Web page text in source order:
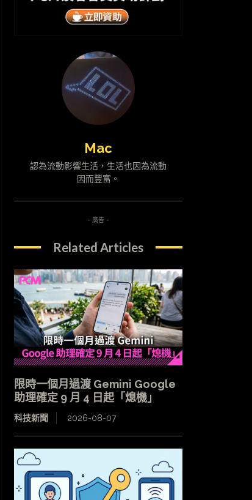
Mac
認為流動影響生活，生活也因為流動
因而豐富。
- 廣告 -
Related Articles
限時一個月過渡 Gemini Google
助理確定 9 月 4 日起「熄機」
科技新聞 2026-08-07